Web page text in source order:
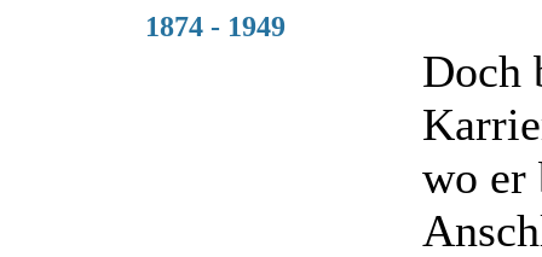
1874 - 1949
Doch
wo er